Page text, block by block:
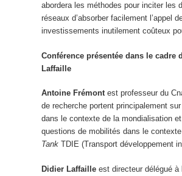
abordera les méthodes pour inciter les
réseaux d’absorber facilement l’appel
investissements inutilement coûteux
Conférence présentée dans le
Laffaille
Antoine Frémontest professeur du
de recherche portent principalement
dans le contexte de la mondialisation
questions de mobilités dans le
TankTDIE (Transport développement
Didier Laffailleest directeur délégué